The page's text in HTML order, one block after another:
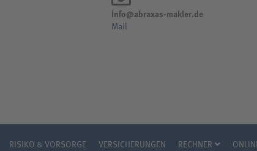
info@abraxas-makler.de
Mail
RISIKO & VORSORGE VERSICHERUNGEN RECHNER